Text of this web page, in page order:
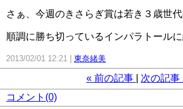
さぁ、今週のきさらぎ賞は若き３歳世代
順調に勝ち切っているインパラトールに
2013/02/01 12:21 東奈緒美
« 前の記事 次の記事
コメント(0)